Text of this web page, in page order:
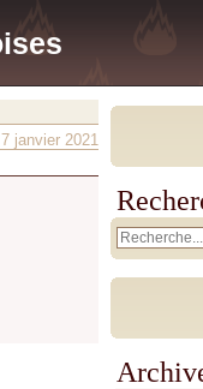
7 janvier 2021